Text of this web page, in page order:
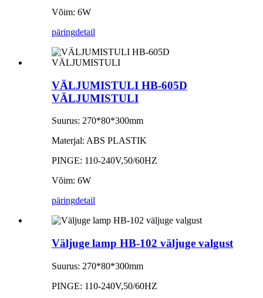
Võim: 6W
päringdetail
VÄLJUMISTULI HB-605D
VÄLJUMISTULI
Suurus: 270*80*300mm
Materjal: ABS PLASTIK
PINGE: 110-240V,50/60HZ
Võim: 6W
päringdetail
Väljuge lamp HB-102 väljuge valgust
Suurus: 270*80*300mm
PINGE: 110-240V,50/60HZ